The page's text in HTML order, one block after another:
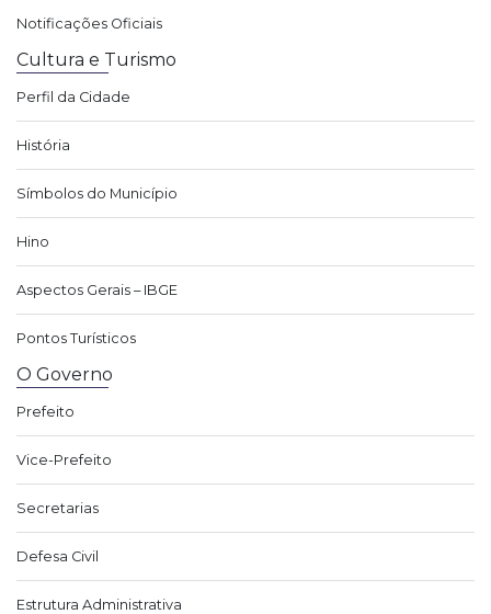
Notificações Oficiais
Cultura e Turismo
Perfil da Cidade
História
Símbolos do Município
Hino
Aspectos Gerais – IBGE
Pontos Turísticos
O Governo
Prefeito
Vice-Prefeito
Secretarias
Defesa Civil
Estrutura Administrativa